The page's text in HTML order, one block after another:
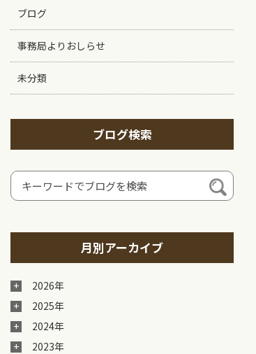
ブログ
事務局よりおしらせ
未分類
ブログ検索
月別アーカイブ
2026年
2025年
2024年
2023年